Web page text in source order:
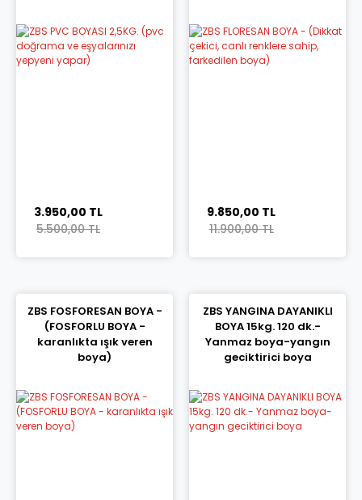
3.950,00 TL
5.500,00 TL
9.850,00 TL
11.900,00 TL
ZBS FOSFORESAN BOYA -
(FOSFORLU BOYA -
karanlıkta ışık veren
boya)
ZBS YANGINA DAYANIKLI
BOYA 15kg. 120 dk.-
Yanmaz boya-yangın
geciktirici boya